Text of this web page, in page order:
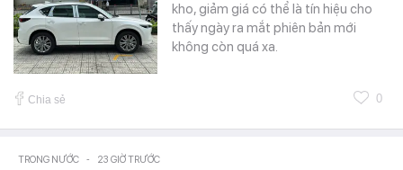
kho, giảm giá có thể là tín hiệu cho
thấy ngày ra mắt phiên bản mới
không còn quá xa.
Chia sẻ 0
TRONG NƯỚC - 23 GIỜ TRƯỚC